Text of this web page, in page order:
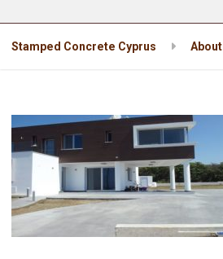
Stamped Concrete Cyprus About